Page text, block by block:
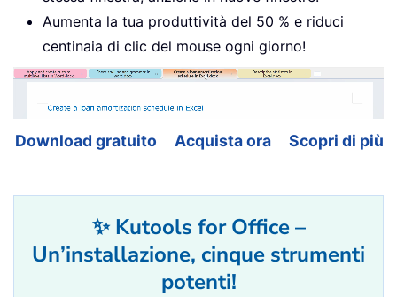
Aumenta la tua produttività del 50 % e riduci
centinaia di clic del mouse ogni giorno!
Download gratuito Acquista ora Scopri di più
✨ Kutools for Office –
Un’installazione, cinque strumenti
potenti!